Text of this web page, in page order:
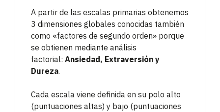
A partir de las escalas primarias obtenemos
3 dimensiones globales conocidas también
como «factores de segundo orden» porque
se obtienen mediante análisis
factorial: Ansiedad, Extraversión y
Dureza.
Cada escala viene definida en su polo alto
(puntuaciones altas) y bajo (puntuaciones